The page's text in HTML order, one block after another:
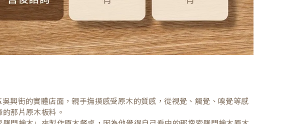
興街的實體店面，親手撫摸感受原木的質感，從視覺、觸覺、嗅覺等感
那片原木板料。